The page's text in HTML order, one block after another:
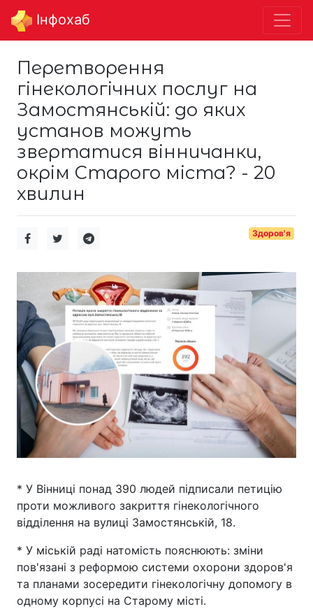
Інфохаб
Перетворення
гінекологічних послуг на
Замостянській: до яких
установ можуть
звертатися вінничанки,
окрім Старого міста? - 20
хвилин
Здоров'я
* У Вінниці понад 390 людей підписали петицію
проти можливого закриття гінекологічного
відділення на вулиці Замостянській, 18.
* У міській раді натомість пояснюють: зміни
пов'язані з реформою системи охорони здоров'я
та планами зосередити гінекологічну допомогу в
одному корпусі на Старому місті.